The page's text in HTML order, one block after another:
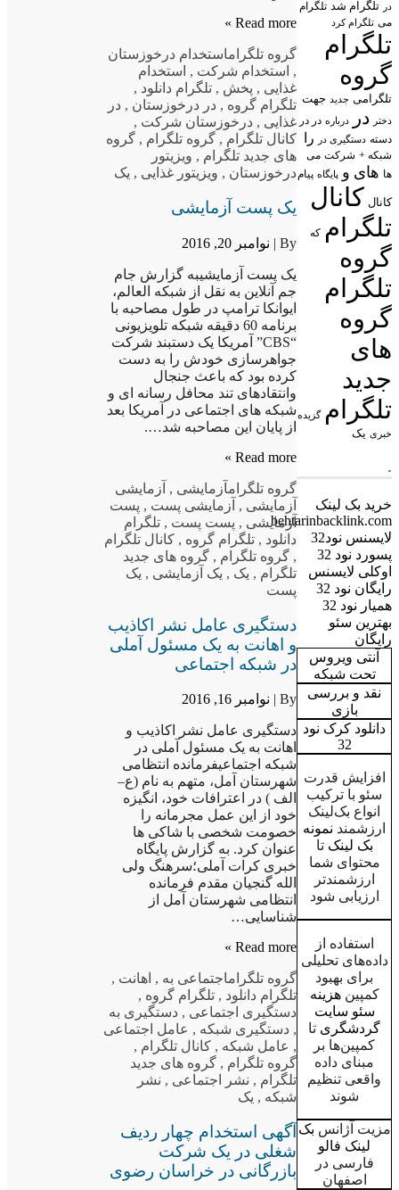
در تلگرام شد تلگرام
می تلگرام کرد
تلگرام
گروه
تلگرامی جدید جهت
دختر در درباره در در
دسته دستگیری در را
شبکه + شرکت می
ها های و پایگاه پیام
کانال کانال
تلگرام که
گروه
تلگرام
گروه
های
جدید
تلگرام گزیده
خبری یک
.
خرید بک لینک
behtarinbacklink.com
لایسنس نود32
پسورد نود 32
اوکلی لایسنس
رایگان نود 32
همیار نود 32
بهترین سئو
رایگان
آنتی ویروس
تحت شبکه
نقد و بررسی
بازی
دانلود کرک نود
32
افزایش قدرت
سئو با ترکیب
انواع بک‌لینک
ارزشمند نمونه
بک لینک تا
محتوای شما
ارزشمندتر
ارزیابی شود
استفاده از
داده‌های تحلیلی
برای بهبود
کمپینهزینه
سئو سایت
گردشگری تا
کمپین‌ها بر
مبنای داده
واقعی تنظیم
شوند
مزیت آژانس بک
لینک فالو
فارسی در
اصفهان
Read more »
گروه تلگراماستخدام درخوزستان
, استخدام شرکت , استخدام
غذایی , پخش , تلگرام دانلود ,
تلگرام گروه , در درخوزستان , در
غذایی , درخوزستان شرکت ,
کانال تلگرام , گروه تلگرام , گروه
های جدید تلگرام , ویزیتور
درخوزستان , ویزیتور غذایی , یک
یک پست آزمایشی
By | نوامبر 20, 2016
یک پست آزمایشیبه گزارش جام
جم آنلاین به نقل از شبکه العالم،
ایوانکا ترامپ در طول مصاحبه با
برنامه 60 دقیقه شبکه تلویزیونی
“CBS” آمریکا یک دستبند شرکت
جواهرسازی خودش را به دست
کرده بود که باعث جنجال
وانتقادهای تند محافل رسانه ای و
شبکه های اجتماعی در آمریکا بعد
از پایان این مصاحبه شد….
Read more »
گروه تلگرامآزمایشی , آزمایشی
آزمایشی , آزمایشی پست , پست
آزمایشی , پست پست , تلگرام
دانلود , تلگرام گروه , کانال تلگرام
, گروه تلگرام , گروه های جدید
تلگرام , یک , یک آزمایشی , یک
پست
دستگیری عامل نشر اکاذیب
و اهانت به یک مسئول آملی
در شبکه اجتماعی
By | نوامبر 16, 2016
دستگیری عامل نشر اکاذیب و
اهانت به یک مسئول آملی در
شبکه اجتماعیفرمانده انتظامی
شهرستان آمل، متهم به نام (ع–
الف ) در اعترافات خود، انگیزه
خود از این عمل مجرمانه را
خصومت شخصی با شاکی ها
عنوان کرد. به گزارش پایگاه
خبری کرات آملی؛سرهنگ ولی
الله گنجیان مقدم فرمانده
انتظامی شهرستان آمل از
شناسایی…
Read more »
گروه تلگراماجتماعی به , اهانت ,
تلگرام دانلود , تلگرام گروه ,
دستگیری اجتماعی , دستگیری به
, دستگیری شبکه , عامل اجتماعی
, عامل شبکه , کانال تلگرام ,
گروه تلگرام , گروه های جدید
تلگرام , نشر اجتماعی , نشر
شبکه , یک
آگهی استخدام چهار ردیف
شغلی در یک شرکت
بازرگانی در خراسان رضوی